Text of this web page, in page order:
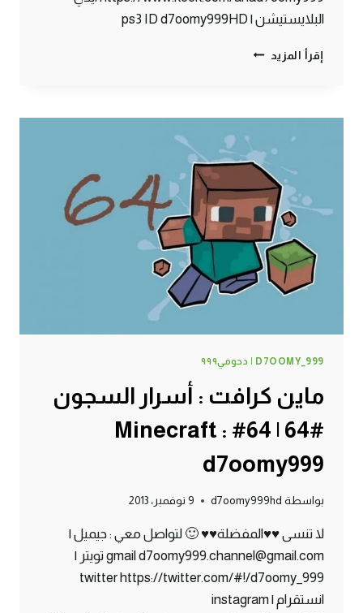
البلايستيشن | ps3 ID d7oomy999HD
إقرأ المزيد ماين
ظلم
65#
MINECRAFT
:
D7OOMY999
D7OOMY_999 | دحومي٩٩٩
ماين كرافت : أسرار السجون
#64 | 64# Minecraft :
d7oomy999
بواسطة d7oomy999hd 9 نوفمبر، 2013
لا تنسى ♥♥المفضلة♥♥ 🙂 لتواصل معي : جيميل |
gmail d7oomy999.channel@gmail.com تويتر |
twitter https://twitter.com/#!/d7oomy_999
انستقرام | instagram